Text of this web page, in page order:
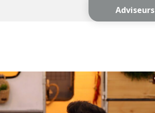
Adviseurs